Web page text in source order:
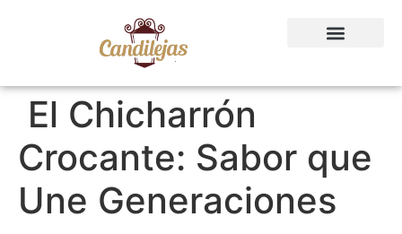
El Chicharrón
Crocante: Sabor que
Une Generaciones